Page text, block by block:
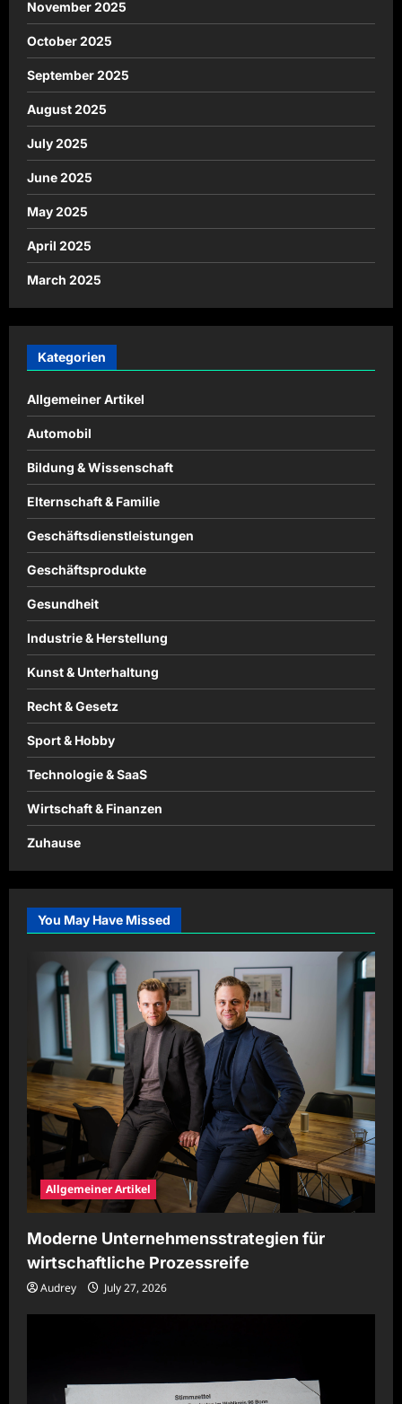
November 2025
October 2025
September 2025
August 2025
July 2025
June 2025
May 2025
April 2025
March 2025
Kategorien
Allgemeiner Artikel
Automobil
Bildung & Wissenschaft
Elternschaft & Familie
Geschäftsdienstleistungen
Geschäftsprodukte
Gesundheit
Industrie & Herstellung
Kunst & Unterhaltung
Recht & Gesetz
Sport & Hobby
Technologie & SaaS
Wirtschaft & Finanzen
Zuhause
You May Have Missed
Allgemeiner Artikel
Moderne Unternehmensstrategien für
wirtschaftliche Prozessreife
Audrey July 27, 2026